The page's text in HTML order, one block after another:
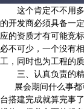
这个肯定不不用多
的开发商必须具备一
应的资质才有可能竞
必不可少，一个没有
工，同时也为工程的
三、认真负责的
展会期间什么事都
台搭建完成就算完事